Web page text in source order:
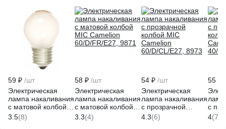
59 ₽ /шт
Электрическая
лампа накаливания
с матовой колбой
MIC Camelion
40/D/FR/E27, 9869
3.5(8)
58 ₽ /шт
Электрическая
лампа накаливания
с матовой колбой
MIC Camelion
60/D/FR/E27, 9871
3.3(4)
54 ₽ /шт
Электрическая
лампа накаливания
с прозрачной
колбой MIC
Camelion
4.3(6)
55 ₽
с
4(7)